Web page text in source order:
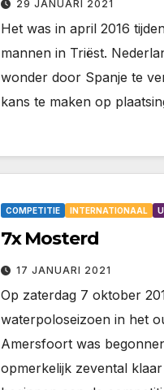
29 JANUARI 2021
Het was in april 2016
mannen in Triëst.
wonder door Spanje te
kans te maken op
COMPETITIE INTERNATIONAAL
7x Mosterd
17 JANUARI 2021
Op zaterdag 7 oktober
waterpoloseizoen in het
Amersfoort was
opmerkelijk zevental